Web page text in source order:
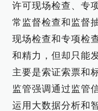
许可现场检查、专
常监督检查和监督
现场检查和专项检
和精力，但却只能
主要是索证索票和
监管强调通过监管
运用大数据分析和